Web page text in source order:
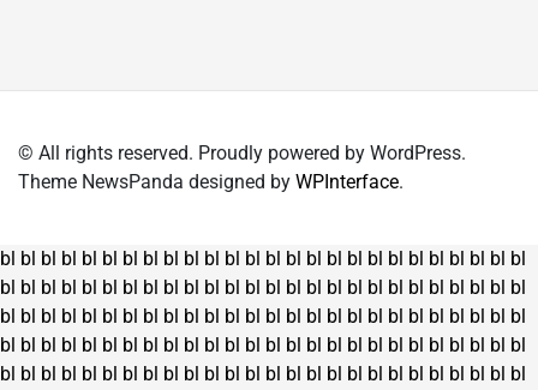
© All rights reserved. Proudly powered by WordPress.
Theme NewsPanda designed by WPInterface.
bl bl bl bl bl bl bl bl bl bl bl bl bl bl bl bl bl bl bl bl bl bl bl bl bl bl
bl bl bl bl bl bl bl bl bl bl bl bl bl bl bl bl bl bl bl bl bl bl bl bl bl bl
bl bl bl bl bl bl bl bl bl bl bl bl bl bl bl bl bl bl bl bl bl bl bl bl bl bl
bl bl bl bl bl bl bl bl bl bl bl bl bl bl bl bl bl bl bl bl bl bl bl bl bl bl
bl bl bl bl bl bl bl bl bl bl bl bl bl bl bl bl bl bl bl bl bl bl bl bl bl bl